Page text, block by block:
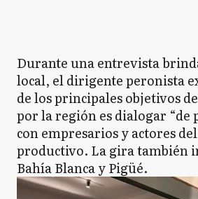
Durante una entrevista
local, el dirigente peronista
de los principales objetivos
por la región es dialogar “de
con empresarios y actores
productivo. La gira también
Bahía Blanca y Pigüé.